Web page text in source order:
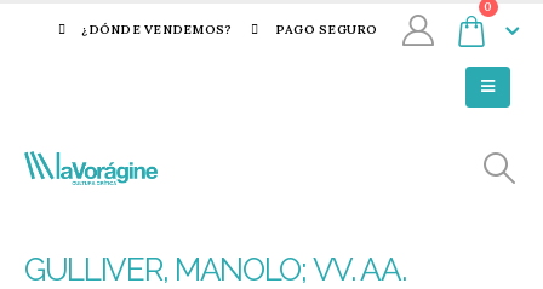
¿DÓNDE VENDEMOS? PAGO SEGURO
0
GULLIVER, MANOLO; VV. AA.